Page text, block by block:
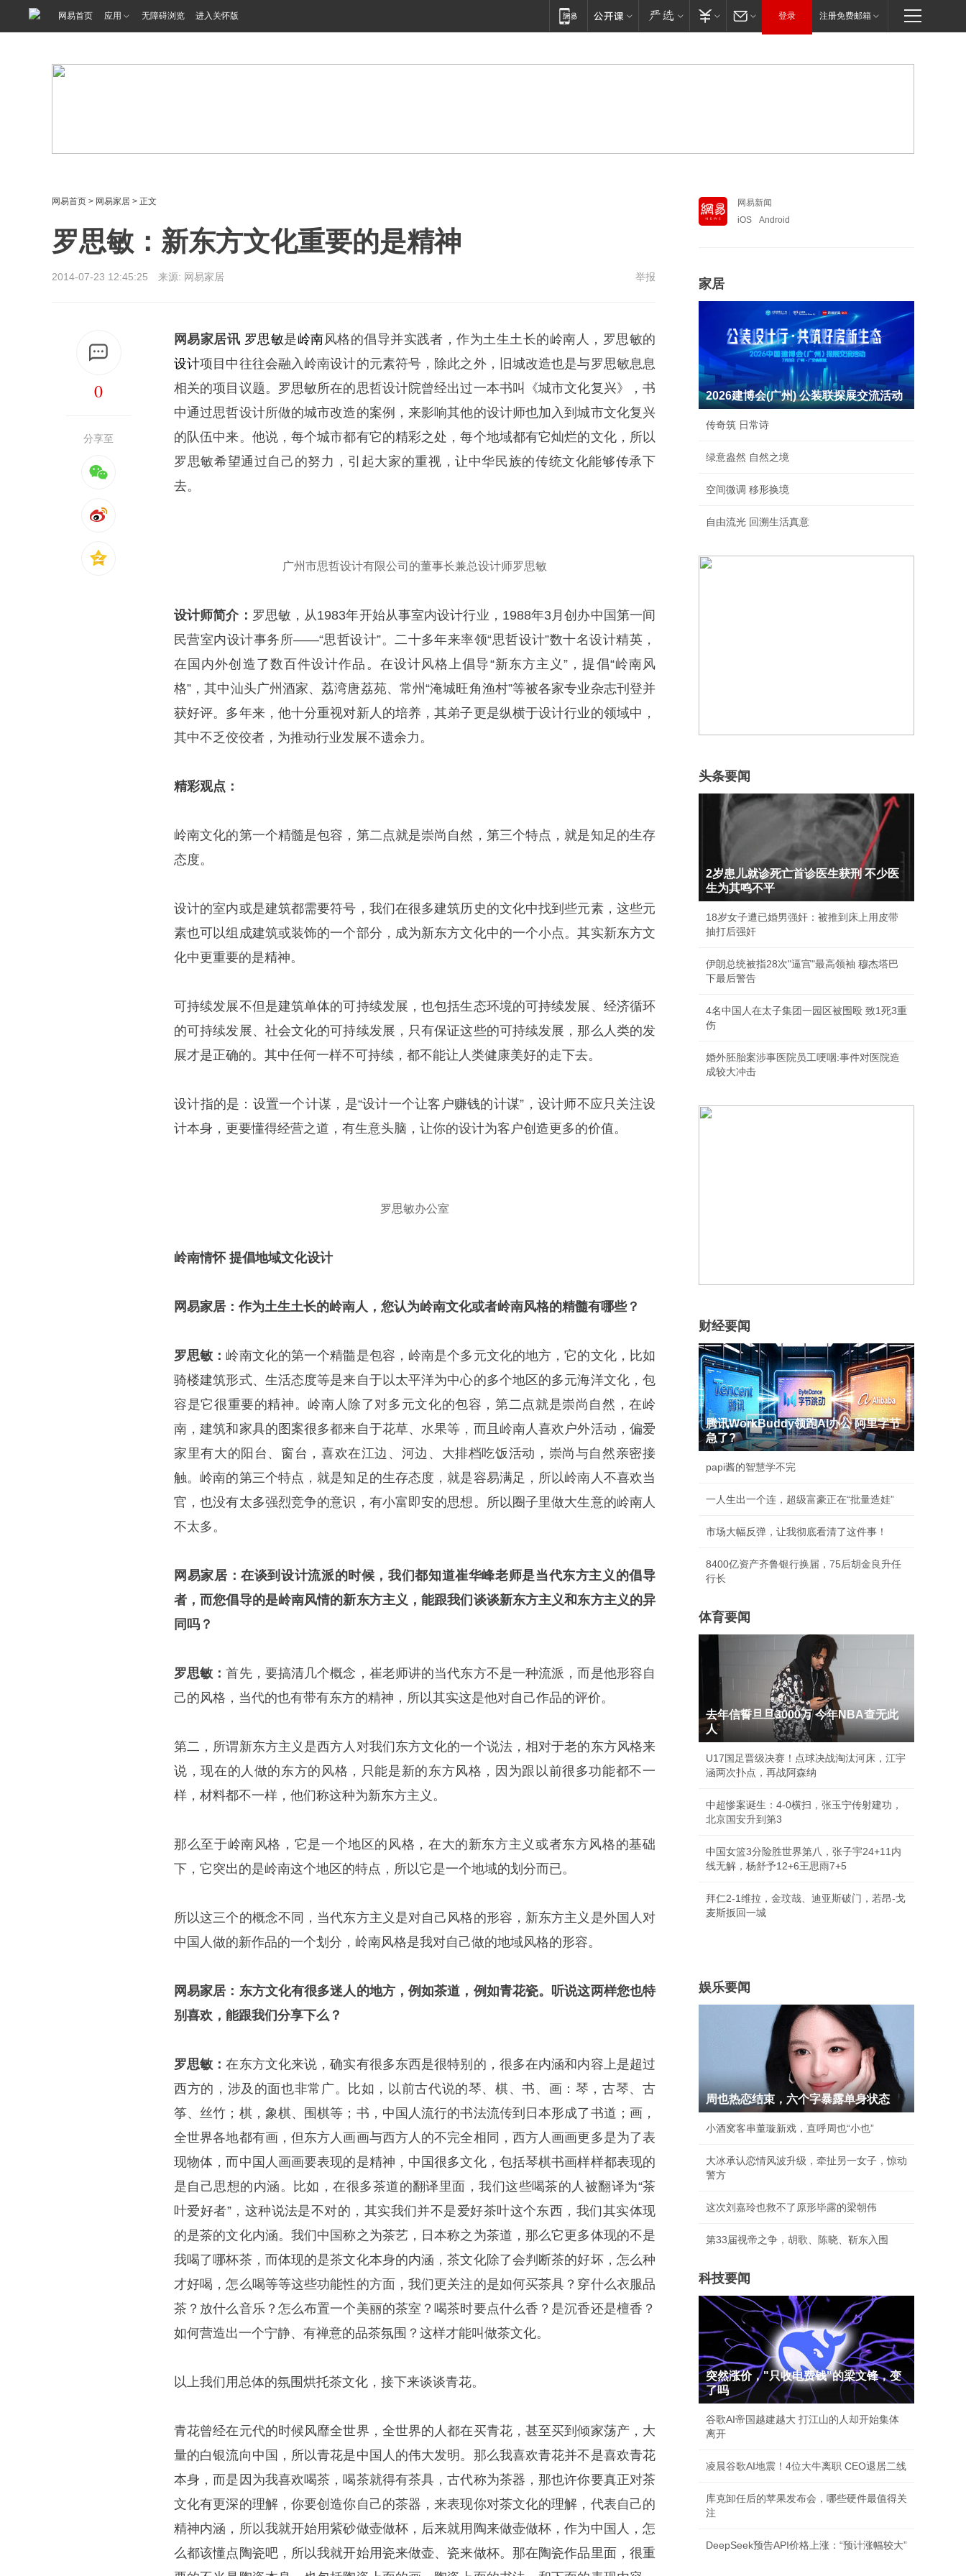
网易首页 应用 无障碍浏览 进入关怀版 登录 注册免费邮箱
网易首页 > 网易家居 > 正文
罗思敏：新东方文化重要的是精神
2014-07-23 12:45:25 来源: 网易家居 举报
0
分享至
网易家居讯 罗思敏是岭南风格的倡导并实践者，作为土生土长的岭南人，罗思敏的
设计项目中往往会融入岭南设计的元素符号，除此之外，旧城改造也是与罗思敏息息
相关的项目议题。罗思敏所在的思哲设计院曾经出过一本书叫《城市文化复兴》，书
中通过思哲设计所做的城市改造的案例，来影响其他的设计师也加入到城市文化复兴
的队伍中来。他说，每个城市都有它的精彩之处，每个地域都有它灿烂的文化，所以
罗思敏希望通过自己的努力，引起大家的重视，让中华民族的传统文化能够传承下
去。
广州市思哲设计有限公司的董事长兼总设计师罗思敏
设计师简介： 罗思敏，从1983年开始从事室内设计行业，1988年3月创办中国第一间
民营室内设计事务所——“思哲设计”。二十多年来率领“思哲设计”数十名设计精英，
在国内外创造了数百件设计作品。在设计风格上倡导“新东方主义”，提倡“岭南风
格”，其中汕头广州酒家、荔湾唐荔苑、常州“淹城旺角渔村”等被各家专业杂志刊登并
获好评。多年来，他十分重视对新人的培养，其弟子更是纵横于设计行业的领域中，
其中不乏佼佼者，为推动行业发展不遗余力。
精彩观点：
岭南文化的第一个精髓是包容，第二点就是崇尚自然，第三个特点，就是知足的生存
态度。
设计的室内或是建筑都需要符号，我们在很多建筑历史的文化中找到些元素，这些元
素也可以组成建筑或装饰的一个部分，成为新东方文化中的一个小点。其实新东方文
化中更重要的是精神。
可持续发展不但是建筑单体的可持续发展，也包括生态环境的可持续发展、经济循环
的可持续发展、社会文化的可持续发展，只有保证这些的可持续发展，那么人类的发
展才是正确的。其中任何一样不可持续，都不能让人类健康美好的走下去。
设计指的是：设置一个计谋，是“设计一个让客户赚钱的计谋”，设计师不应只关注设
计本身，更要懂得经营之道，有生意头脑，让你的设计为客户创造更多的价值。
罗思敏办公室
岭南情怀 提倡地域文化设计
网易家居：作为土生土长的岭南人，您认为岭南文化或者岭南风格的精髓有哪些？
罗思敏： 岭南文化的第一个精髓是包容，岭南是个多元文化的地方，它的文化，比如
骑楼建筑形式、生活态度等是来自于以太平洋为中心的多个地区的多元海洋文化，包
容是它很重要的精神。岭南人除了对多元文化的包容，第二点就是崇尚自然，在岭
南，建筑和家具的图案很多都来自于花草、水果等，而且岭南人喜欢户外活动，偏爱
家里有大的阳台、窗台，喜欢在江边、河边、大排档吃饭活动，崇尚与自然亲密接
触。岭南的第三个特点，就是知足的生存态度，就是容易满足，所以岭南人不喜欢当
官，也没有太多强烈竞争的意识，有小富即安的思想。所以圈子里做大生意的岭南人
不太多。
网易家居：在谈到设计流派的时候，我们都知道崔华峰老师是当代东方主义的倡导
者，而您倡导的是岭南风情的新东方主义，能跟我们谈谈新东方主义和东方主义的异
同吗？
罗思敏：首先，要搞清几个概念，崔老师讲的当代东方不是一种流派，而是他形容自
己的风格，当代的也有带有东方的精神，所以其实这是他对自己作品的评价。
第二，所谓新东方主义是西方人对我们东方文化的一个说法，相对于老的东方风格来
说，现在的人做的东方的风格，只能是新的东方风格，因为跟以前很多功能都不一
样，材料都不一样，他们称这种为新东方主义。
那么至于岭南风格，它是一个地区的风格，在大的新东方主义或者东方风格的基础
下，它突出的是岭南这个地区的特点，所以它是一个地域的划分而已。
所以这三个的概念不同，当代东方主义是对自己风格的形容，新东方主义是外国人对
中国人做的新作品的一个划分，岭南风格是我对自己做的地域风格的形容。
网易家居：东方文化有很多迷人的地方，例如茶道，例如青花瓷。听说这两样您也特
别喜欢，能跟我们分享下么？
罗思敏：在东方文化来说，确实有很多东西是很特别的，很多在内涵和内容上是超过
西方的，涉及的面也非常广。比如，以前古代说的琴、棋、书、画：琴，古琴、古
筝、丝竹；棋，象棋、围棋等；书，中国人流行的书法流传到日本形成了书道；画，
全世界各地都有画，但东方人画画与西方人的不完全相同，西方人画画更多是为了表
现物体，而中国人画画要表现的是精神，中国很多文化，包括琴棋书画样样都表现的
是自己思想的内涵。比如，在很多茶道的翻译里面，我们这些喝茶的人被翻译为“茶
叶爱好者”，这种说法是不对的，其实我们并不是爱好茶叶这个东西，我们其实体现
的是茶的文化内涵。我们中国称之为茶艺，日本称之为茶道，那么它更多体现的不是
我喝了哪杯茶，而体现的是茶文化本身的内涵，茶文化除了会判断茶的好坏，怎么种
才好喝，怎么喝等等这些功能性的方面，我们更关注的是如何买茶具？穿什么衣服品
茶？放什么音乐？怎么布置一个美丽的茶室？喝茶时要点什么香？是沉香还是檀香？
如何营造出一个宁静、有禅意的品茶氛围？这样才能叫做茶文化。
以上我们用总体的氛围烘托茶文化，接下来谈谈青花。
青花曾经在元代的时候风靡全世界，全世界的人都在买青花，甚至买到倾家荡产，大
量的白银流向中国，所以青花是中国人的伟大发明。那么我喜欢青花并不是喜欢青花
本身，而是因为我喜欢喝茶，喝茶就得有茶具，古代称为茶器，那也许你要真正对茶
文化有更深的理解，你要创造你自己的茶器，来表现你对茶文化的理解，代表自己的
精神内涵，所以我就开始用紫砂做壶做杯，后来就用陶来做壶做杯，作为中国人，怎
么都该懂点陶瓷吧，所以我就开始用瓷来做壶、瓷来做杯。那在陶瓷作品里面，很重
网易新闻
iOS
Android
家居
2026建博会(广州) 公装联探展交流活动
传奇筑 日常诗
绿意盎然 自然之境
空间微调 移形换境
自由流光 回溯生活真意
头条要闻
2岁患儿就诊死亡首诊医生获刑 不少医
生为其鸣不平
18岁女子遭已婚男强奸：被推到床上用皮带
抽打后强奸
伊朗总统被指28次"逼宫"最高领袖 穆杰塔巴
下最后警告
4名中国人在太子集团一园区被围殴 致1死3重
伤
婚外胚胎案涉事医院员工哽咽:事件对医院造
成较大冲击
财经要闻
腾讯WorkBuddy领跑AI办公 阿里字节
急了?
papi酱的智慧学不完
一人生出一个连，超级富豪正在“批量造娃”
市场大幅反弹，让我彻底看清了这件事！
8400亿资产齐鲁银行换届，75后胡金良升任
行长
体育要闻
去年信誓旦旦3000万 今年NBA查无此
人
U17国足晋级决赛！点球决战淘汰河床，江宇
涵两次扑点，再战阿森纳
中超惨案诞生：4-0横扫，张玉宁传射建功，
北京国安升到第3
中国女篮3分险胜世界第八，张子宇24+11内
线无解，杨舒予12+6王思雨7+5
拜仁2-1维拉，金玟哉、迪亚斯破门，若昂-戈
麦斯扳回一城
娱乐要闻
周也热恋结束，六个字暴露单身状态
小酒窝客串董璇新戏，直呼周也“小也”
大冰承认恋情风波升级，牵扯另一女子，惊动
警方
这次刘嘉玲也救不了原形毕露的梁朝伟
第33届视帝之争，胡歌、陈晓、靳东入围
科技要闻
突然涨价，"只收电费钱"的梁文锋，变
了吗
谷歌AI帝国越建越大 打江山的人却开始集体
离开
凌晨谷歌AI地震！4位大牛离职 CEO退居二线
库克卸任后的苹果发布会，哪些硬件最值得关
注
DeepSeek预告API价格上涨：“预计涨幅较大”